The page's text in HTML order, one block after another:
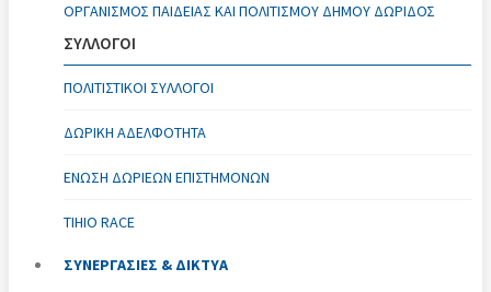
ΟΡΓΑΝΙΣΜΌΣ ΠΑΙΔΕΊΑΣ ΚΑΙ ΠΟΛΙΤΙΣΜΟΎ ΔΉΜΟΥ ΔΩΡΊΔΟΣ
ΣΥΛΛΟΓΟΙ
ΠΟΛΙΤΙΣΤΙΚΟΊ ΣΎΛΛΟΓΟΙ
ΔΩΡΙΚΗ ΑΔΕΛΦΟΤΗΤΑ
ΈΝΩΣΗ ΔΩΡΙΕΩΝ ΕΠΙΣΤΗΜΟΝΩΝ
TIHIO RACE
ΣΥΝΕΡΓΑΣΙΕΣ & ΔΙΚΤΥΑ